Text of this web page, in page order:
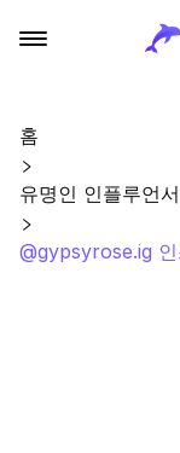
홈
유명인 인플루언서
@gypsyrose.ig